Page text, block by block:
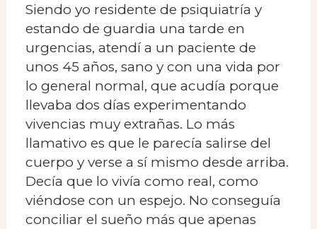
Siendo yo residente de psiquiatría y
estando de guardia una tarde en
urgencias, atendí a un paciente de
unos 45 años, sano y con una vida por
lo general normal, que acudía porque
llevaba dos días experimentando
vivencias muy extrañas. Lo más
llamativo es que le parecía salirse del
cuerpo y verse a sí mismo desde arriba.
Decía que lo vivía como real, como
viéndose con un espejo. No conseguía
conciliar el sueño más que apenas